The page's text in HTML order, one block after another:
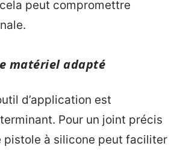
peut compromettre
matériel adapté
d’application est
Pour un joint précis
pistole à silicone peut faciliter